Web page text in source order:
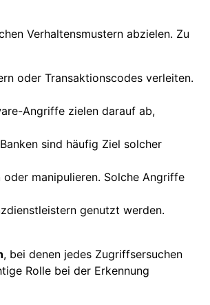
Verhaltensmustern abzielen. Zu
oder Transaktionscodes verleiten.
Angriffe zielen darauf ab,
sind häufig Ziel solcher
manipulieren. Solche Angriffe
genutzt werden.
, bei denen jedes Zugriffsersuchen
Rolle bei der Erkennung